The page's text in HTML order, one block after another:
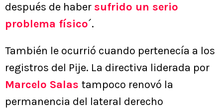
después de haber sufrido un serio
problema físico´.
También le ocurrió cuando pertenecía a los
registros del Pije. La directiva liderada por
Marcelo Salas tampoco renovó la
permanencia del lateral derecho